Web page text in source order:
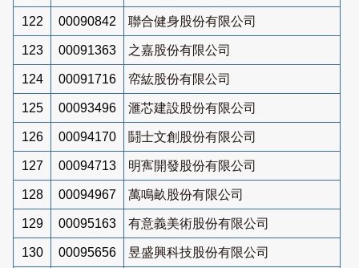
122 00090842 聯合健身股份有限公司
123 00091363 之嘉股份有限公司
124 00091716 帟紘股份有限公司
125 00093496 滙芯建設股份有限公司
126 00094170 鬪士文創股份有限公司
127 00094713 明寯開發股份有限公司
128 00094967 萬鳴畝股份有限公司
129 00095163 有意義美術股份有限公司
130 00095656 昱盛興科技股份有限公司